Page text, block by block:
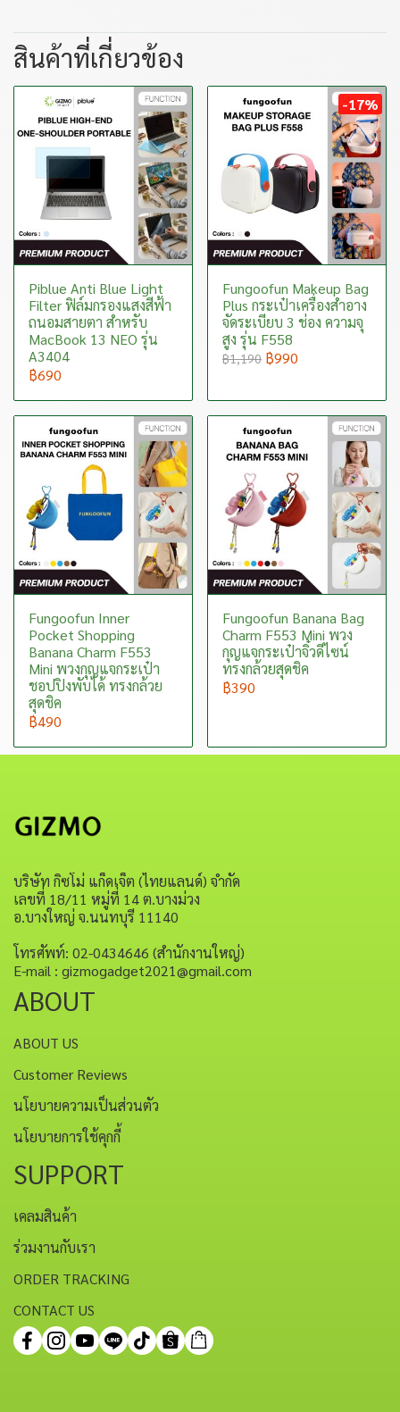
สินค้าที่เกี่ยวข้อง
Piblue Anti Blue Light
Filter ฟิล์มกรองแสงสีฟ้า
ถนอมสายตา สำหรับ
MacBook 13 NEO รุ่น
A3404
฿690
-17%
Fungoofun Makeup Bag
Plus กระเป๋าเครื่องสำอาง
จัดระเบียบ 3 ช่อง ความจุ
สูง รุ่น F558
฿1,190 ฿990
Fungoofun Inner
Pocket Shopping
Banana Charm F553
Mini พวงกุญแจกระเป๋า
ชอปปิงพับได้ ทรงกล้วย
สุดชิค
฿490
Fungoofun Banana Bag
Charm F553 Mini พวง
กุญแจกระเป๋าจิ๋วดีไซน์
ทรงกล้วยสุดชิค
฿390
บริษัท กิซโม่ แก็ดเจ็ต (ไทยแลนด์) จำกัด
เลขที่ 18/11 หมู่ที่ 14 ต.บางม่วง
อ.บางใหญ่ จ.นนทบุรี 11140
โทรศัพท์: 02-0434646 (สำนักงานใหญ่)
E-mail : gizmogadget2021@gmail.com
ABOUT
ABOUT US
Customer Reviews
นโยบายความเป็นส่วนตัว
นโยบายการใช้คุกกี้
SUPPORT
เคลมสินค้า
ร่วมงานกับเรา
ORDER TRACKING
CONTACT US